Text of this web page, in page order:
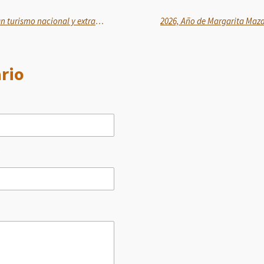
Veracruz y sus regiones acaparan turismo nacional y extranjero en esta temporada vacacional 2026, Año de Margarita